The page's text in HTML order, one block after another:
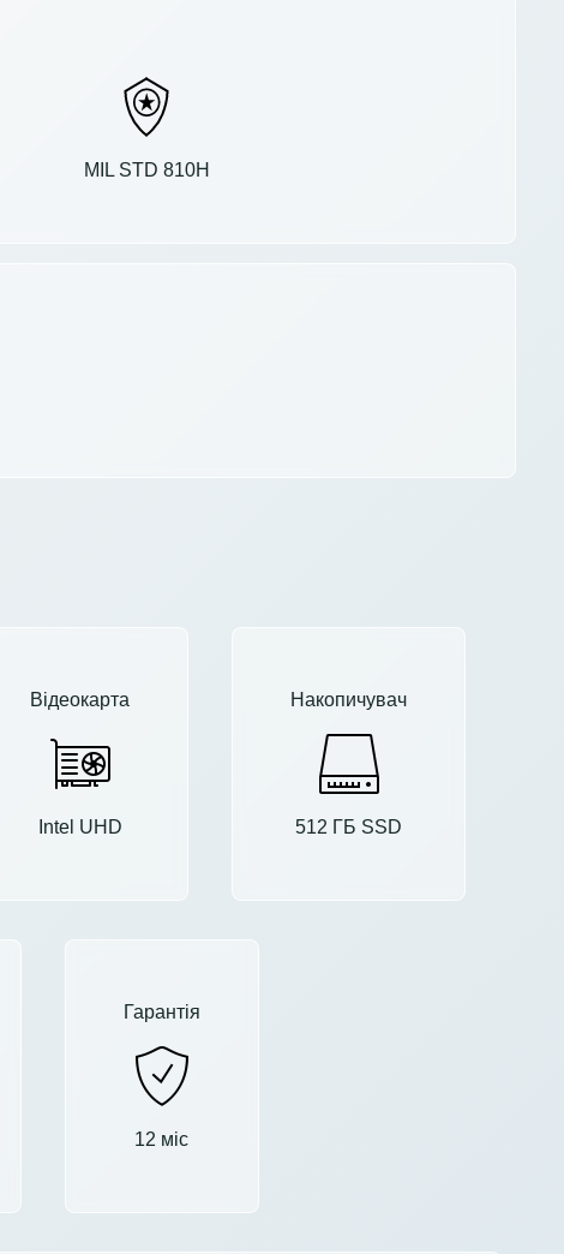
MIL STD 810H
Відеокарта
Intel UHD
Накопичувач
512 ГБ SSD
Гарантія
12 міс